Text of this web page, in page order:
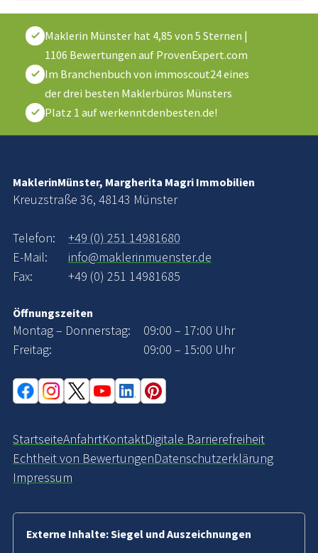
Maklerin Münster hat 4,85 von 5 Sternen |
1106 Bewertungen auf ProvenExpert.com
Im Branchenbuch von immoscout24 eines
der drei besten Maklerbüros Münsters
Platz 1 auf werkenntdenbesten.de!
MaklerinMünster, Margherita Magri Immobilien
Kreuzstraße 36, 48143 Münster
Telefon:
+49 (0) 251 14981680
E-Mail:
info@maklerinmuenster.de
Fax:
+49 (0) 251 14981685
Öffnungszeiten
Montag – Donnerstag:
09:00 – 17:00 Uhr
Freitag:
09:00 – 15:00 Uhr
StartseiteAnfahrtKontaktDigitale Barrierefreiheit
Echtheit von BewertungenDatenschutzerklärung
Impressum
Externe Inhalte: Siegel und Auszeichnungen